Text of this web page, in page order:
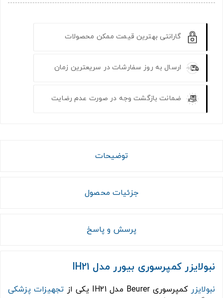
گارانتی بهترین قیمت ممکن محصولات
ارسال به روز سفارشات در سریعترین زمان
ضمانت بازگشت وجه در صورت عدم رضایت
توضیحات
جزئیات محصول
پرسش و پاسخ
نبولایزر کمپرسوری بیورر مدل IH21
نبولایزر کمپرسوری Beurer مدل IH21 یکی از
تجهیزات پزشکی